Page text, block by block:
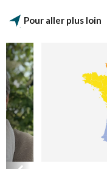
Pour aller plus loin